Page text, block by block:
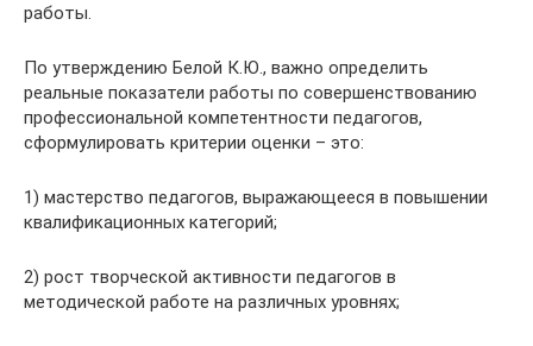
работы.
По утверждению Белой К.Ю., важно определить
реальные показатели работы по совершенствованию
профессиональной компетентности педагогов,
сформулировать критерии оценки – это:
1) мастерство педагогов, выражающееся в повышении
квалификационных категорий;
2) рост творческой активности педагогов в
методической работе на различных уровнях;